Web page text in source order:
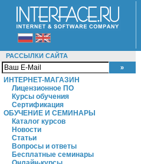
РАССЫЛКИ САЙТА
ИНТЕРНЕТ-МАГАЗИН
Лицензионное ПО
Курсы обучения
Сертификация
ОБУЧЕНИЕ И СЕМИНАРЫ
Каталог курсов
Новости
Статьи
Вопросы и ответы
Бесплатные семинары